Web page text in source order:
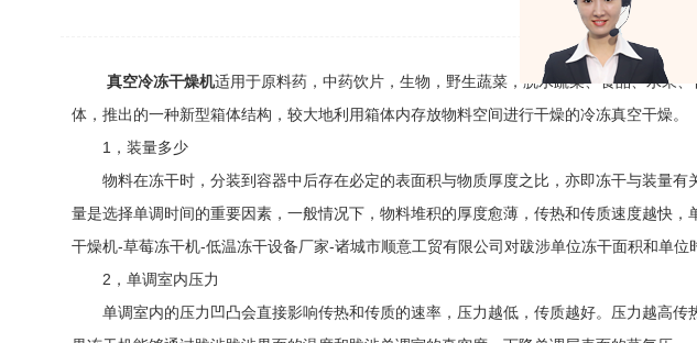
真空冷冻干燥机适用于原料药，中药饮片，生物，野生蔬菜，脱水蔬菜、食品、水果
体，推出的一种新型箱体结构，较大地利用箱体内存放物料空间进行干燥的冷冻真空干燥。
1，装量多少
物料在冻干时，分装到容器中后存在必定的表面积与物质厚度之比，亦即冻干与装量有
量是选择单调时间的重要因素，一般情况下，物料堆积的厚度愈薄，传热和传质速度越快
干燥机-草莓冻干机-低温冻干设备厂家-诸城市顺意工贸有限公司对跋涉单位冻干面积和单位
2，单调室内压力
单调室内的压力凹凸会直接影响传热和传质的速率，压力越低，传质越好。压力越高传